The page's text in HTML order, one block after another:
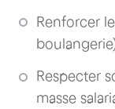
Renforcer
Respecter
masse